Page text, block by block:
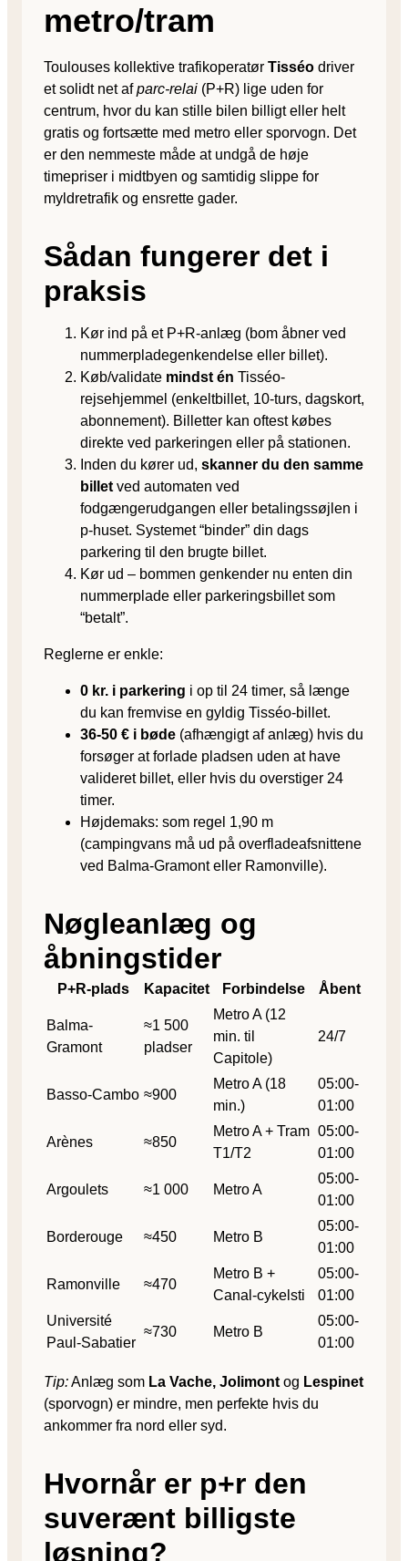
metro/tram
Toulouses kollektive trafikoperatør Tisséo driver
et solidt net afparc-relai (P+R) lige uden for
centrum, hvor du kan stille bilen billigt eller helt
gratis og fortsætte med metro eller sporvogn. Det
er den nemmeste måde at undgå de høje
timepriser i midtbyen og samtidig slippe for
myldretrafik og ensrette gader.
Sådan fungerer det i
praksis
Kør ind på et P+R-anlæg (bom åbner ved
nummerpladegenkendelse eller billet).
Køb/validate mindst én Tisséo-
rejsehjemmel (enkeltbillet, 10-turs, dagskort,
abonnement). Billetter kan oftest købes
direkte ved parkeringen eller på stationen.
Inden du kører ud, skanner du den samme
billetved automaten ved
fodgængerudgangen eller betalingssøjlen i
p-huset. Systemet “binder” din dags
parkering til den brugte billet.
Kør ud – bommen genkender nu enten din
nummerplade eller parkeringsbillet som
“betalt”.
Reglerne er enkle:
0 kr. i parkering i op til 24 timer, så længe
du kan fremvise en gyldig Tisséo-billet.
36-50 € i bøde (afhængigt af anlæg) hvis du
forsøger at forlade pladsen uden at have
valideret billet, eller hvis du overstiger 24
timer.
Højdemaks: som regel 1,90 m
(campingvans må ud på overfladeafsnittene
ved Balma-Gramont eller Ramonville).
Nøgleanlæg og
åbningstider
P+R-plads Kapacitet Forbindelse Åbent
Balma-
Gramont
≈1 500
pladser
Metro A (12
min. til
Capitole)
24/7
Basso-Cambo ≈900
Metro A (18
min.)
05:00-
01:00
Arènes ≈850
Metro A + Tram
T1/T2
05:00-
01:00
Argoulets ≈1 000 Metro A
05:00-
01:00
Borderouge ≈450 Metro B
05:00-
01:00
Ramonville ≈470
Metro B +
Canal-cykelsti
05:00-
01:00
Université
Paul-Sabatier
≈730 Metro B
05:00-
01:00
Tip:Anlæg som La Vache, Jolimontog Lespinet
(sporvogn) er mindre, men perfekte hvis du
ankommer fra nord eller syd.
Hvornår er p+r den
suverænt billigste
løsning?